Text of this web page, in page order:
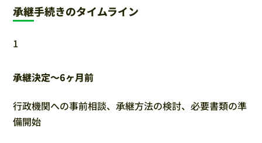
承継手続きのタイムライン
1
承継決定～6ヶ月前
行政機関への事前相談、承継方法の検討、必要書類の準
備開始